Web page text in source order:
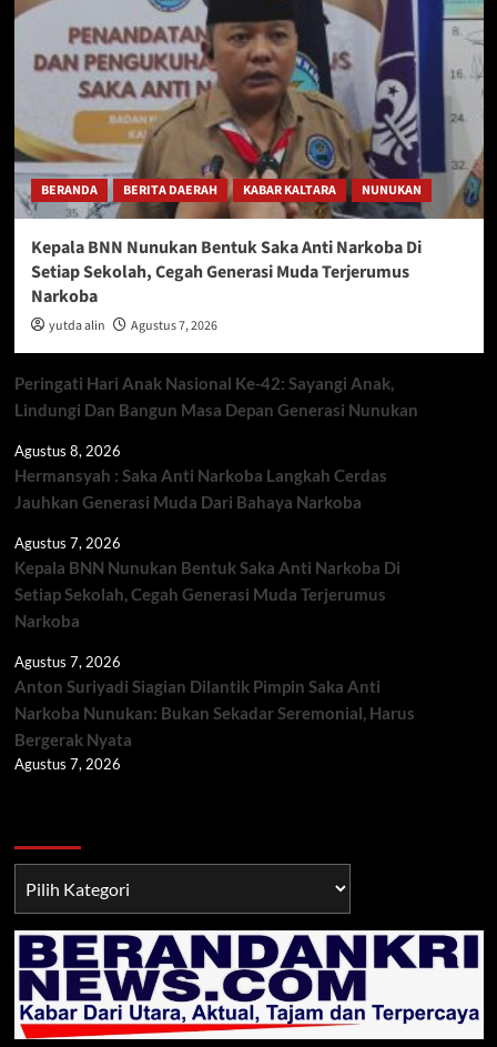
BERANDA BERITA DAERAH KABAR KALTARA NUNUKAN
Kepala BNN Nunukan Bentuk Saka Anti Narkoba Di
Setiap Sekolah, Cegah Generasi Muda Terjerumus
Narkoba
yutda alin Agustus 7, 2026
Peringati Hari Anak Nasional Ke-42: Sayangi Anak,
Lindungi Dan Bangun Masa Depan Generasi Nunukan
Agustus 8, 2026
Hermansyah : Saka Anti Narkoba Langkah Cerdas
Jauhkan Generasi Muda Dari Bahaya Narkoba
Agustus 7, 2026
Kepala BNN Nunukan Bentuk Saka Anti Narkoba Di
Setiap Sekolah, Cegah Generasi Muda Terjerumus
Narkoba
Agustus 7, 2026
Anton Suriyadi Siagian Dilantik Pimpin Saka Anti
Narkoba Nunukan: Bukan Sekadar Seremonial, Harus
Bergerak Nyata
Agustus 7, 2026
TNI/POLRI